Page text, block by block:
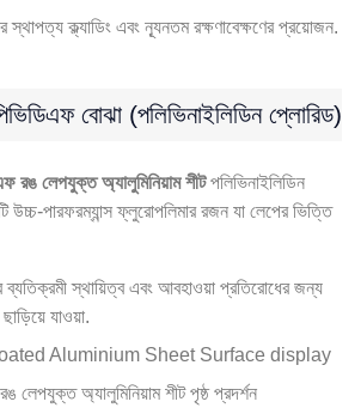
স্থাপত্য ক্ল্যাডিং এবং ন্যূনতম রক্ষণাবেক্ষণের প্রয়োজন.
বোঝা (পলিভিনাইলিডিন প্লোরিড)
রঙ লেপযুক্ত অ্যালুমিনিয়াম শীটপলিভিনাইলিডিন
পারফরম্যান্স ফ্লুরোপলিমার রজন যা লেপের ভিত্তি
ব্যতিক্রমী স্থায়িত্ব এবং আবহাওয়া প্রতিরোধের জন্য
যাওয়া.
লেপযুক্ত অ্যালুমিনিয়াম শীট পৃষ্ঠ প্রদর্শন